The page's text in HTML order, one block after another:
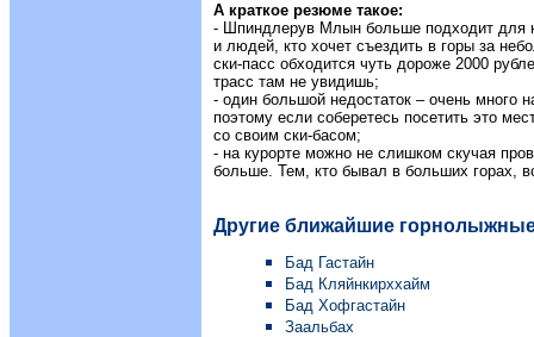
А краткое резюме такое:
- Шпиндлерув Млын больше подходит для
и людей, кто хочет съездить в горы за
ски-пасс обходится чуть дороже 2000
трасс там не увидишь;
- один большой недостаток – очень много
поэтому если соберетесь посетить это
со своим ски-басом;
- на курорте можно не слишком скучая
больше. Тем, кто бывал в больших горах,
Другие ближайшие
Бад Гастайн
Бад Кляйнкирххайм
Бад Хофгастайн
Заальбах